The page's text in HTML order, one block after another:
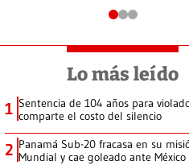
Lo más leído
1 Sentencia de 104 años para
comparte el costo del silencio
2 Panamá Sub-20 fracasa en su
Mundial y cae goleado ante México